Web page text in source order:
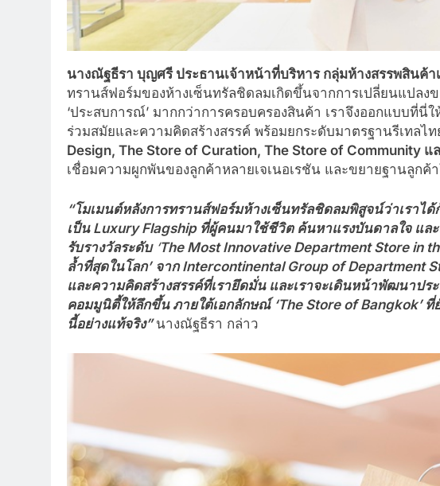
นางณัฐธีรา บุญศรี ประธานเจ้าหน้าที่บริหาร กลุ่มห้างสรรพสินค้า
ทรานส์ฟอร์มของห้างเซ็นทรัลชิดลมเกิดขึ้นจากการเปลี่ยนแปล
‘ประสบการณ์’ มากกว่าการครอบครองสินค้า เราจึงออกแบบที่นี่
ร่วมสมัยและความคิดสร้างสรรค์ พร้อมยกระดับมาตรฐานรีเทลไ
Design, The Store of Curation, The Store of Community
เชื่อมความผูกพันของลูกค้าหลายเจเนอเรชัน และขยายฐานลูกค้
“โมเมนต์หลังการทรานส์ฟอร์มห้างเซ็นทรัลชิดลมพิสูจน์ว่าเราไ
เป็น Luxury Flagship ที่ผู้คนมาใช้ชีวิต ค้นหาแรงบันดาลใจ แล
รับรางวัลระดับ ‘The Most Innovative Department Store in
ล้ำที่สุดในโลก’ จาก Intercontinental Group of Department
และความคิดสร้างสรรค์ที่เรายึดมั่น และเราจะเดินหน้าพัฒนาป
คอมมูนิตี้ให้ลึกขึ้น ภายใต้เอกลักษณ์ ‘The Store of Bangkok’ ที่
นี้อย่างแท้จริง” นางณัฐธีรา กล่าว